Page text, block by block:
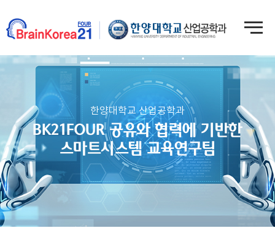
한양대학교 산업공학과
BK21FOUR 공유와 협력에 기반한
스마트시스템 교육연구팀